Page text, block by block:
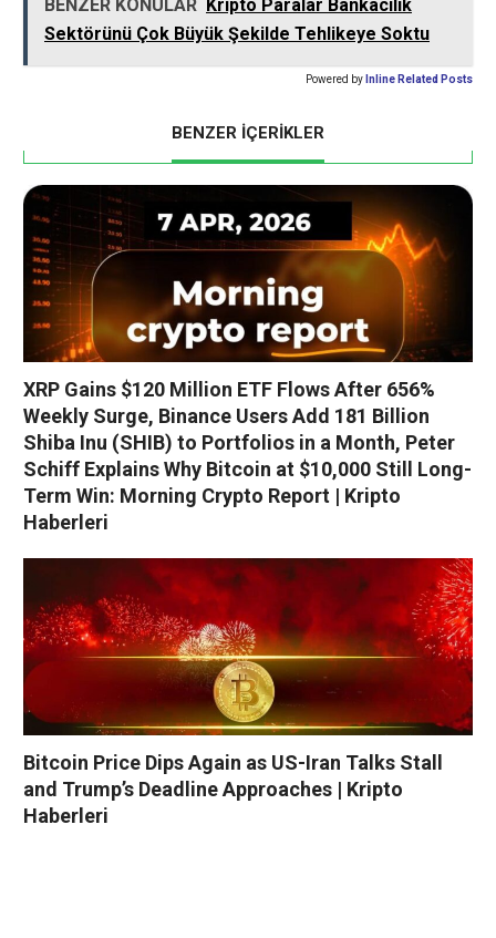
BENZER KONULAR Kripto Paralar Bankacılık
Sektörünü Çok Büyük Şekilde Tehlikeye Soktu
Powered by Inline Related Posts
BENZER İÇERİKLER
XRP Gains $120 Million ETF Flows After 656%
Weekly Surge, Binance Users Add 181 Billion
Shiba Inu (SHIB) to Portfolios in a Month, Peter
Schiff Explains Why Bitcoin at $10,000 Still Long-
Term Win: Morning Crypto Report | Kripto
Haberleri
Bitcoin Price Dips Again as US-Iran Talks Stall
and Trump’s Deadline Approaches | Kripto
Haberleri